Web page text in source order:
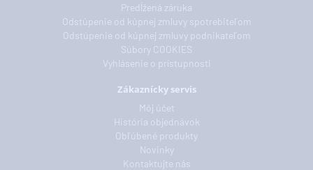
Predĺžená záruka
Odstúpenie od kúpnej zmluvy spotrebiteľom
Odstúpenie od kúpnej zmluvy podnikateľom
Súbory COOKIES
Vyhlásenie o prístupnosti
Zákaznícky servis
Môj účet
História objednávok
Obľúbené produkty
Novinky
Kontaktujte nás